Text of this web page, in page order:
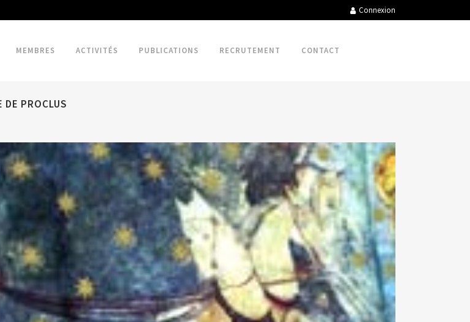
Connexion
MEMBRES ACTIVITÉS PUBLICATIONS RECRUTEMENT CONTACT
DE PROCLUS